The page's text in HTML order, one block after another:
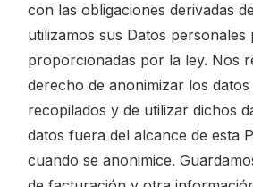
con las obligaciones derivadas
utilizamos sus Datos personales
proporcionadas por la ley. Nos
derecho de anonimizar los
recopilados y de utilizar dichos
datos fuera del alcance de esta
cuando se anonimice.